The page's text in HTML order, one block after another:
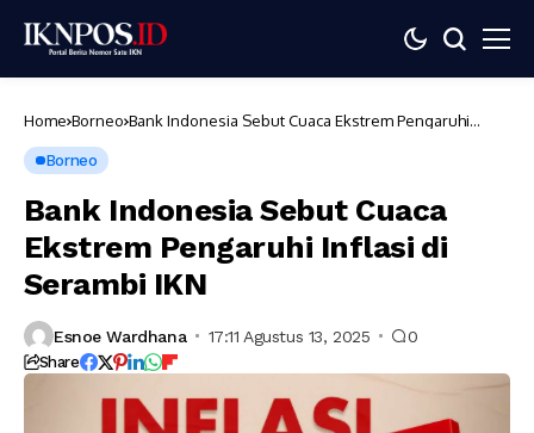
Home Borneo Bank Indonesia Sebut Cuaca Ekstrem Pengaruhi
Borneo
Bank Indonesia Sebut Cuaca
Ekstrem Pengaruhi Inflasi di
Serambi IKN
Esnoe Wardhana 17:11 Agustus 13, 2025 0
Share